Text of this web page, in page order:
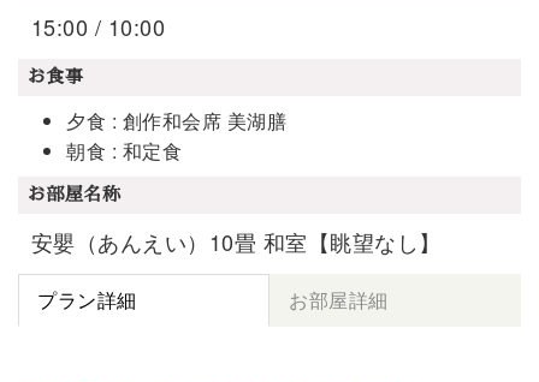
15:00 / 10:00
お食事
夕食 : 創作和会席 美湖膳
朝食 : 和定食
お部屋名称
安嬰（あんえい）10畳 和室【眺望なし】
プラン詳細 お部屋詳細